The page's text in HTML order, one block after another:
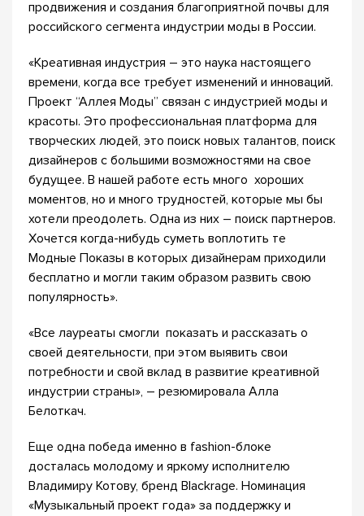
продвижения и создания благоприятной почвы для
российского сегмента индустрии моды в России.
«Креативная индустрия – это наука настоящего
времени, когда все требует изменений и инноваций.
Проект “Аллея Моды” связан с индустрией моды и
красоты. Это профессиональная платформа для
творческих людей, это поиск новых талантов, поиск
дизайнеров с большими возможностями на свое
будущее. В нашей работе есть много хороших
моментов, но и много трудностей, которые мы бы
хотели преодолеть. Одна из них – поиск партнеров.
Хочется когда-нибудь суметь воплотить те
Модные Показы в которых дизайнерам приходили
бесплатно и могли таким образом развить свою
популярность».
«Все лауреаты смогли показать и рассказать о
своей деятельности, при этом выявить свои
потребности и свой вклад в развитие креативной
индустрии страны», – резюмировала Алла
Белоткач.
Еще одна победа именно в fashion-блоке
досталась молодому и яркому исполнителю
Владимиру Котову, бренд Blackrage. Номинация
«Музыкальный проект года» за поддержку и